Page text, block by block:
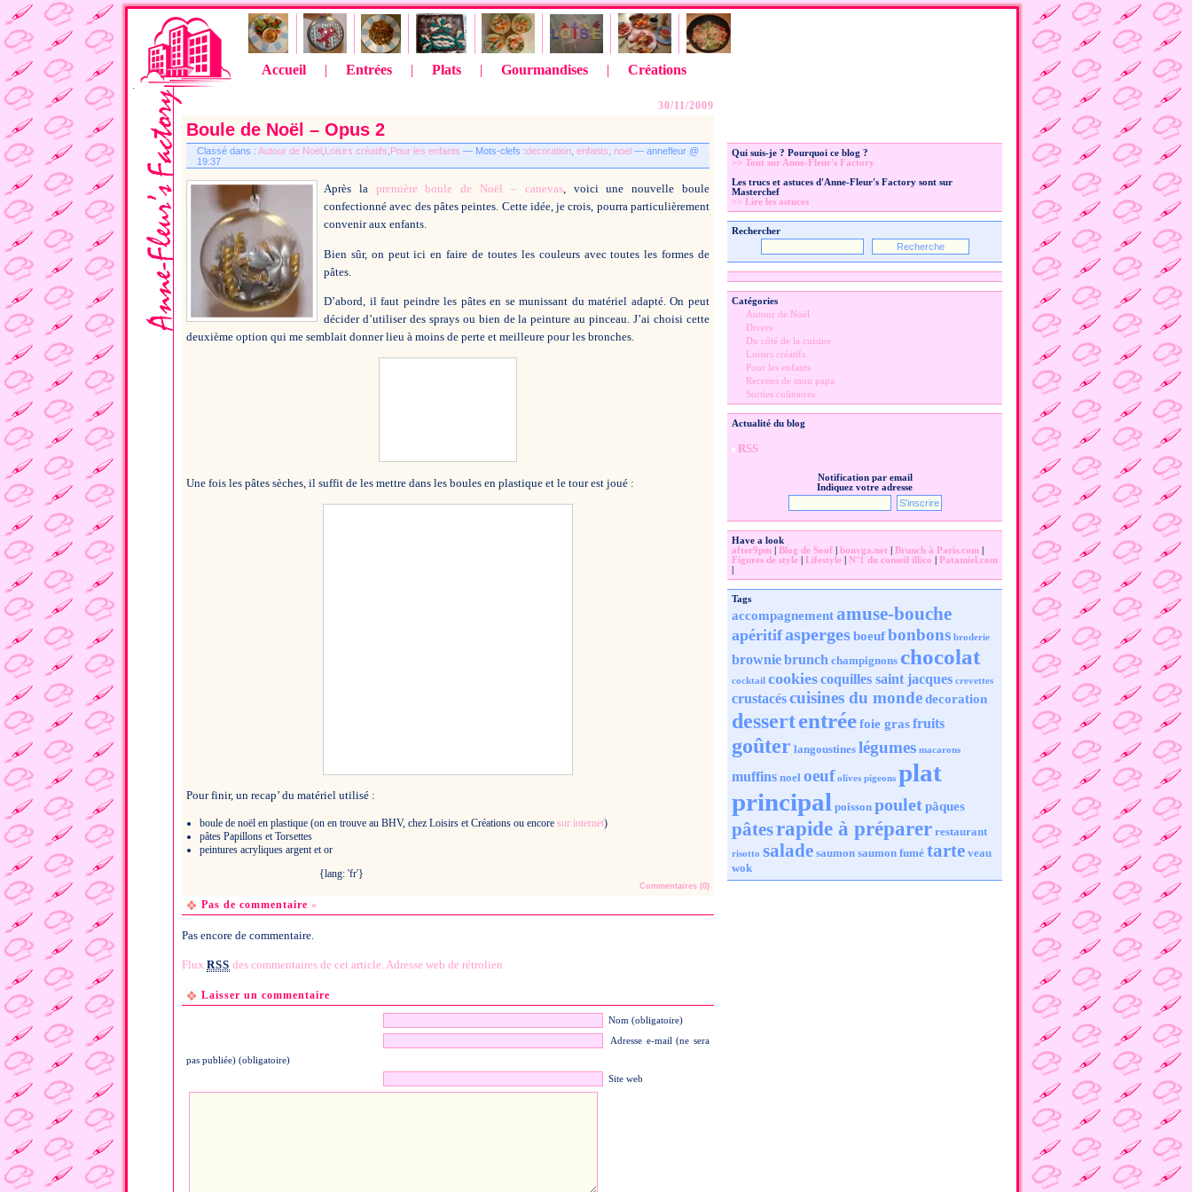
Accueil | Entrées | Plats | Gourmandises | Créations
30/11/2009
Boule de Noël – Opus 2
Classé dans : Autour de Noël Loisirs créatifs Pour les enfants — Mots-clefs :decoration enfants noel — annefleur @
19:37
Après la première boule de Noël – canevas, voici une nouvelle boule
confectionné avec des pâtes peintes. Cette idée, je crois, pourra particulièrement
convenir aux enfants.
Bien sûr, on peut ici en faire de toutes les couleurs avec toutes les formes de
pâtes.
D’abord, il faut peindre les pâtes en se munissant du matériel adapté. On peut
décider d’utiliser des sprays ou bien de la peinture au pinceau. J’ai choisi cette
deuxième option qui me semblait donner lieu à moins de perte et meilleure pour les bronches.
Une fois les pâtes sèches, il suffit de les mettre dans les boules en plastique et le tour est joué :
Pour finir, un recap’ du matériel utilisé :
boule de noël en plastique (on en trouve au BHV, chez Loisirs et Créations ou encore sur internet)
pâtes Papillons et Torsettes
peintures acryliques argent et or
{lang: 'fr'}
Commentaires (0)
Pas de commentaire »
Pas encore de commentaire.
Flux RSS des commentaires de cet article. Adresse web de rétrolien
Laisser un commentaire
Nom (obligatoire)
Adresse e-mail (ne sera
pas publiée) (obligatoire)
Site web
Qui suis-je ? Pourquoi ce blog ?
>> Tout sur Anne-Fleur's Factory
Les trucs et astuces d'Anne-Fleur's Factory sont sur
Masterchef
>> Lire les astuces
Rechercher
Catégories
Autour de Noël
Divers
Du côté de la cuisine
Loisirs créatifs
Pour les enfants
Recettes de mon papa
Sorties culinaires
Actualité du blog
RSS
Notification par email
Indiquez votre adresse
Have a look
after9pm
Blog de Soof bonvga.net Brunch à Paris.com
Figures de style
Lifestyle N°1 du conseil illico
Patamiel.com
Tags
accompagnementamuse-bouche
apéritifaspergesboeufbonbons broderie
browniebrunch champignons chocolat
cocktail cookiescoquilles saint jacques crevettes
crustacéscuisines du mondedecoration
dessertentréefoie grasfruits
goûter langoustines légumes macarons
muffins noel oeuf olives pigeons plat
principal poisson pouletpâques
pâtesrapide à préparer restaurant
risotto salade saumon saumon fumé tarte veau
wok